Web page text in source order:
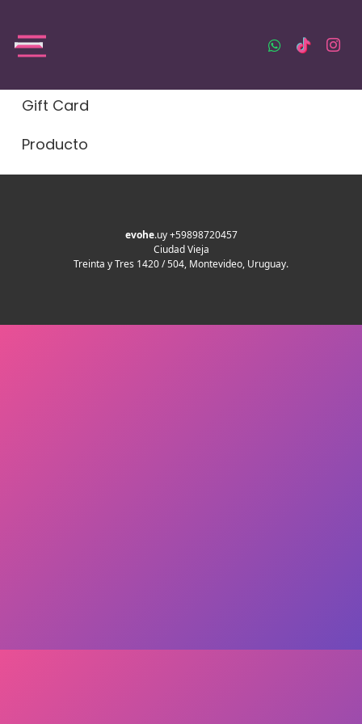
Gift Card
Producto
evohe.uy +59898720457
Ciudad Vieja
Treinta y Tres 1420 / 504, Montevideo, Uruguay.